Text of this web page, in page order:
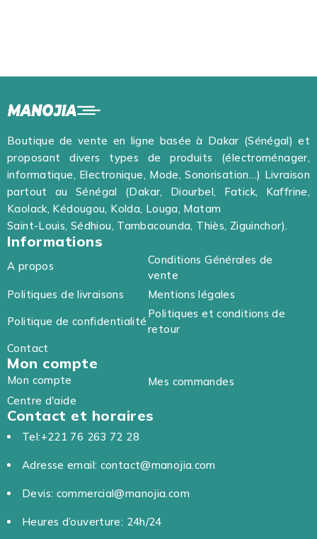
Boutique de vente en ligne basée à Dakar (Sénégal) et
proposant divers types de produits (électroménager,
informatique, Electronique, Mode, Sonorisation…) Livraison
partout au Sénégal (Dakar, Diourbel, Fatick, Kaffrine,
Kaolack, Kédougou, Kolda, Louga, Matam
Saint-Louis, Sédhiou, Tambacounda, Thiès, Ziguinchor).
Informations
A propos
Conditions Générales de
vente
Politiques de livraisons
Mentions légales
Politique de confidentialité
Politiques et conditions de
retour
Contact
Mon compte
Mon compte
Mes commandes
Centre d'aide
Contact et horaires
Tel:+221 76 263 72 28
Adresse email: contact@manojia.com
Devis: commercial@manojia.com
Heures d’ouverture: 24h/24